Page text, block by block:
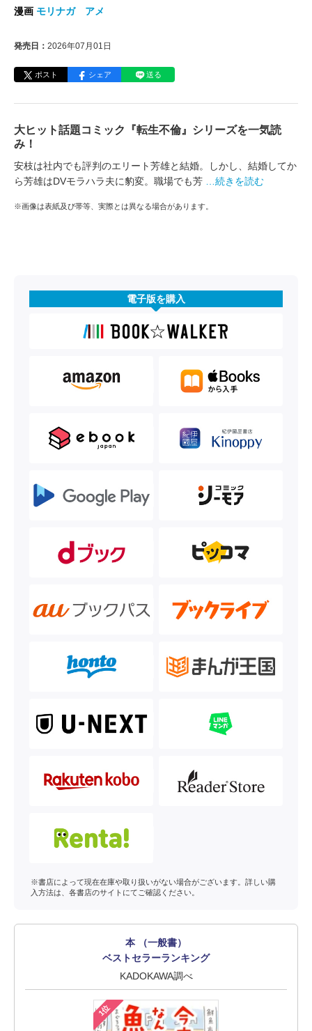
漫画 モリナガ アメ
発売日： 2026年07月01日
ポスト シェア 送る
大ヒット話題コミック『転生不倫』シリーズを一気読
み！
安枝は社内でも評判のエリート芳雄と結婚。しかし、結婚してか
ら芳雄はDVモラハラ夫に豹変。職場でも芳
…続きを読む
※画像は表紙及び帯等、実際とは異なる場合があります。
電子版を購入
※書店によって現在在庫や取り扱いがない場合がございます。詳しい購
入方法は、各書店のサイトにてご確認ください。
本 （一般書）
ベストセラーランキング
KADOKAWA調べ
1位